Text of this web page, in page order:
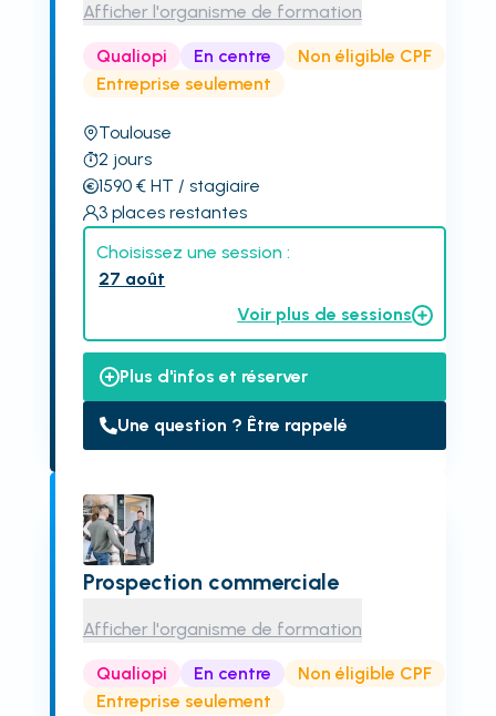
Afficher l'organisme de formation
Qualiopi En centre
Non éligible CPF
Entreprise seulement
Toulouse
2 jours
1590€ HT / stagiaire
3 places restantes
Choisissez une session :
27 août
Voir plus de sessions
Plus d'infos et réserver
Une question ? Être rappelé
Prospection commerciale
Afficher l'organisme de formation
Qualiopi En centre
Non éligible CPF
Entreprise seulement